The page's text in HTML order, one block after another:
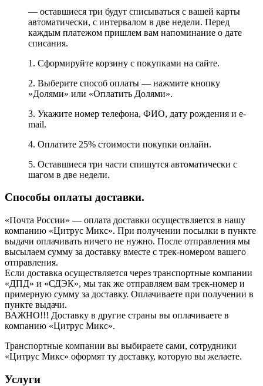
— оставшиеся три будут списываться с вашей карты
автоматически, с интервалом в две недели. Перед
каждым платежом пришлем вам напоминание о дате
списания.
1. Сформируйте корзину с покупками на сайте.
2. Выберите способ оплаты — нажмите кнопку
«Долями» или «Оплатить Долями».
3. Укажите номер телефона, ФИО, дату рождения и e-
mail.
4. Оплатите 25% стоимости покупки онлайн.
5. Оставшиеся три части спишутся автоматически с
шагом в две недели.
Способы оплаты доставки.
«Почта России» — оплата доставки осуществляется в нашу
компанию «Цитрус Микс». При получении посылки в пункте
выдачи оплачивать ничего не нужно. После отправления мы
высылаем сумму за доставку вместе с трек-номером вашего
отправления.
Если доставка осуществляется через транспортные компании
«ДПД» и «СДЭК», мы так же отправляем вам трек-номер и
примерную сумму за доставку. Оплачиваете при получении в
пункте выдачи.
ВАЖНО!!! Доставку в другие страны вы оплачиваете в
компанию «Цитрус Микс».
Транспортные компании вы выбираете сами, сотрудники
«Цитрус Микс» оформят ту доставку, которую вы желаете.
Услуги